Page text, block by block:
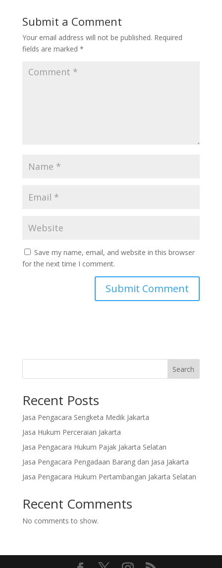
Submit a Comment
Your email address will not be published. Required
fields are marked *
Save my name, email, and website in this browser
for the next time I comment.
Search
Recent Posts
Jasa Pengacara Sengketa Medik Jakarta
Jasa Hukum Perceraian Jakarta
Jasa Pengacara Hukum Pajak Jakarta Selatan
Jasa Pengacara Pengadaan Barang dan Jasa Jakarta
Jasa Pengacara Hukum Pertambangan Jakarta Selatan
Recent Comments
No comments to show.